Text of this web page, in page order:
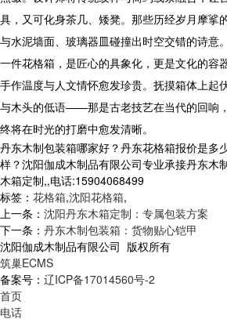
具，又可化身茶几、矮凳。那些历经岁月摩挲
与水泥墙面、玻璃器皿碰撞出时空交错的诗意。
一件花格箱，是匠心的具象化，更是文化的容
手作温度与人文情怀愈发珍贵。抚摸箱体上起
与木头的低语——那是古老技艺在当代的回响
终将在时光的打磨中愈发清晰。
丹东木制包装箱哪家好？丹东花格箱报价是多
样？沈阳伽成木制品有限公司专业承接丹东木
木箱定制,,电话:15904068499
标签： 花格箱,沈阳花格箱,
上一条： 沈阳丹东木箱定制：专属包装方案
下一条： 丹东木制包装箱：货物贴心铠甲
沈阳伽成木制品有限公司 版权所有
筑巢ECMS
备案号： 辽ICP备17014560号-2
首页
电话